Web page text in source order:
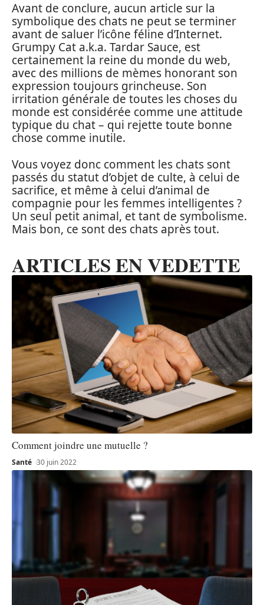
Avant de conclure, aucun article sur la
symbolique des chats ne peut se terminer
avant de saluer l’icône féline d’Internet.
Grumpy Cat a.k.a. Tardar Sauce, est
certainement la reine du monde du web,
avec des millions de mèmes honorant son
expression toujours grincheuse. Son
irritation générale de toutes les choses du
monde est considérée comme une attitude
typique du chat – qui rejette toute bonne
chose comme inutile.
Vous voyez donc comment les chats sont
passés du statut d’objet de culte, à celui de
sacrifice, et même à celui d’animal de
compagnie pour les femmes intelligentes ?
Un seul petit animal, et tant de symbolisme.
Mais bon, ce sont des chats après tout.
ARTICLES EN VEDETTE
Comment joindre une mutuelle ?
Santé 30 juin 2022